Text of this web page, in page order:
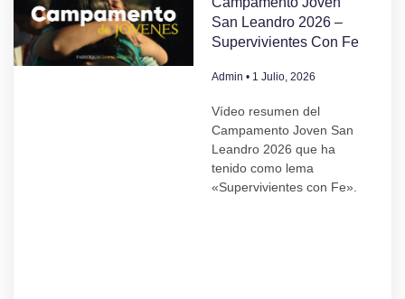
San Leandro 2026 –
Supervivientes Con Fe
Admin 1 Julio, 2026
Vídeo resumen del
Campamento Joven San
Leandro 2026 que ha
tenido como lema
«Supervivientes con Fe».